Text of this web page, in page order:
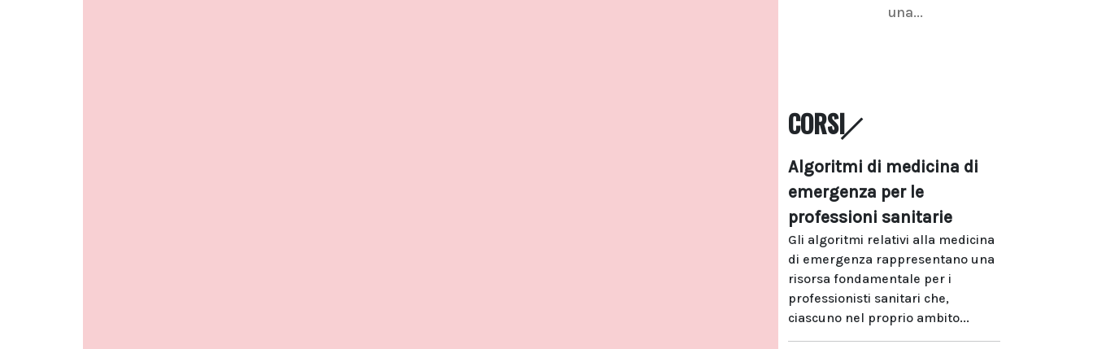
una...
CORSI
Algoritmi di medicina di
emergenza per le
professioni sanitarie
Gli algoritmi relativi alla medicina
di emergenza rappresentano una
risorsa fondamentale per i
professionisti sanitari che,
ciascuno nel proprio ambito...